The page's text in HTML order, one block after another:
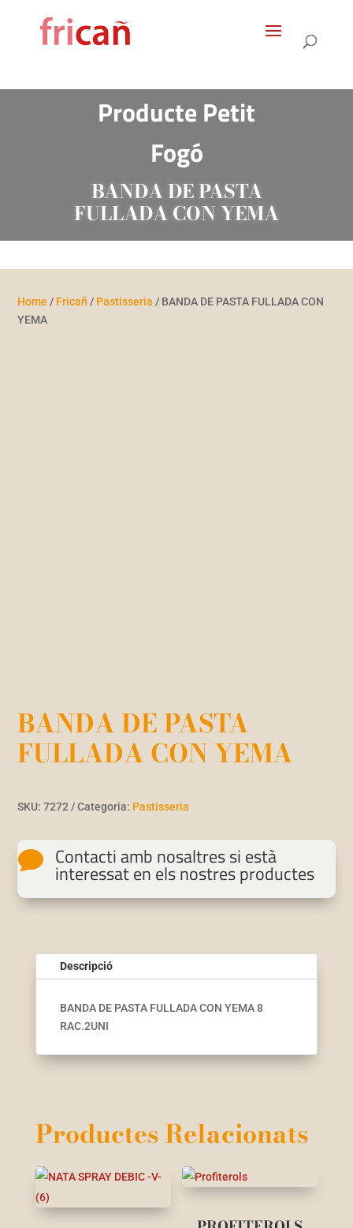
Producte Petit
Fogó
BANDA DE PASTA
FULLADA CON YEMA
Home / Fricañ / Pastisseria / BANDA DE PASTA FULLADA CON
YEMA
BANDA DE PASTA
FULLADA CON YEMA
SKU:7272 Categoria: Pastisseria
 Contacti amb nosaltres si està
interessat en els nostres productes
Descripció
BANDA DE PASTA FULLADA CON YEMA 8
RAC.2UNI
Productes Relacionats